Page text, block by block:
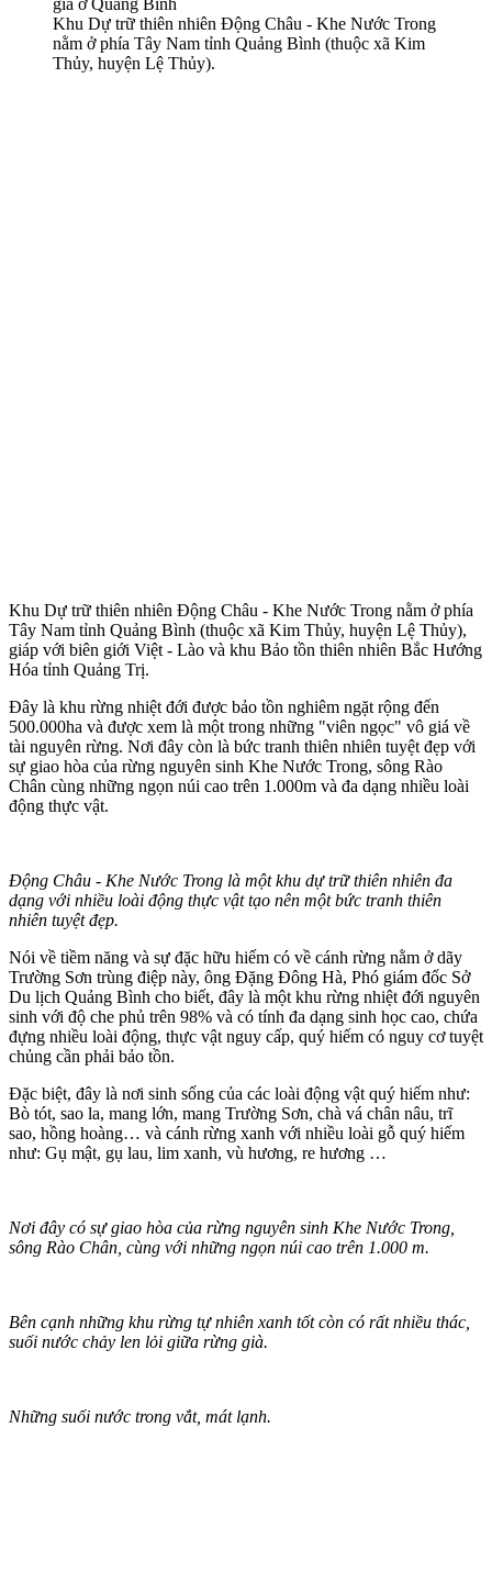
Khu Dự trữ thiên nhiên Động Châu - Khe Nước Trong
nằm ở phía Tây Nam tỉnh Quảng Bình (thuộc xã Kim
Thủy, huyện Lệ Thủy).
Khu Dự trữ thiên nhiên Động Châu - Khe Nước Trong nằm ở phía
Tây Nam tỉnh Quảng Bình (thuộc xã Kim Thủy, huyện Lệ Thủy),
giáp với biên giới Việt - Lào và khu Bảo tồn thiên nhiên Bắc Hướng
Hóa tỉnh Quảng Trị.
Đây là khu rừng nhiệt đới được bảo tồn nghiêm ngặt rộng đến
500.000ha và được xem là một trong những "viên ngọc" vô giá về
tài nguyên rừng. Nơi đây còn là bức tranh thiên nhiên tuyệt đẹp với
sự giao hòa của rừng nguyên sinh Khe Nước Trong, sông Rào
Chân cùng những ngọn núi cao trên 1.000m và đa dạng nhiều loài
động thực vật.
Động Châu - Khe Nước Trong là một khu dự trữ thiên nhiên đa
dạng với nhiều loài động thực vật tạo nên một bức tranh thiên
nhiên tuyệt đẹp.
Nói về tiềm năng và sự đặc hữu hiếm có về cánh rừng nằm ở dãy
Trường Sơn trùng điệp này, ông Đặng Đông Hà, Phó giám đốc Sở
Du lịch Quảng Bình cho biết, đây là một khu rừng nhiệt đới nguyên
sinh với độ che phủ trên 98% và có tính đa dạng sinh học cao, chứa
đựng nhiều loài động, thực vật nguy cấp, quý hiếm có nguy cơ tuyệt
chủng cần phải bảo tồn.
Đặc biệt, đây là nơi sinh sống của các loài động vật quý hiếm như:
Bò tót, sao la, mang lớn, mang Trường Sơn, chà vá chân nâu, trĩ
sao, hồng hoàng… và cánh rừng xanh với nhiều loài gỗ quý hiếm
như: Gụ mật, gụ lau, lim xanh, vù hương, re hương …
Nơi đây có sự giao hòa của rừng nguyên sinh Khe Nước Trong,
sông Rào Chân, cùng với những ngọn núi cao trên 1.000 m.
Bên cạnh những khu rừng tự nhiên xanh tốt còn có rất nhiều thác,
suối nước chảy len lỏi giữa rừng già.
Những suối nước trong vắt, mát lạnh.